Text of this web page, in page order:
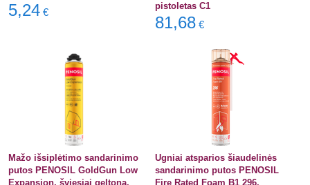
5,24 €
pistoletas C1
81,68 €
Mažo išsiplėtimo sandarinimo
putos PENOSIL GoldGun Low
Expansion, šviesiai geltona,
Ugniai atsparios šiaudelinės
sandarinimo putos PENOSIL
Fire Rated Foam B1 296,